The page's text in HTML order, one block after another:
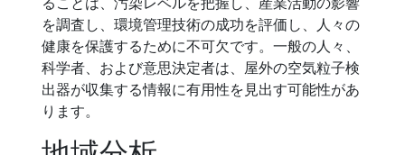
を調査し、環境管理技術の成功を評価し、人々の
健康を保護するために不可欠です。一般の人々、
科学者、および意思決定者は、屋外の空気粒子検
出器が収集する情報に有用性を見出す可能性があ
ります。